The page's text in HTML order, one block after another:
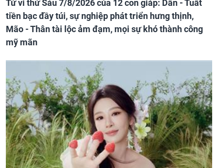
Tử vi thứ Sáu 7/8/2026 của 12 con giáp: Dần - Tuất
tiền bạc đầy túi, sự nghiệp phát triển hưng thịnh,
Mão - Thân tài lộc ảm đạm, mọi sự khó thành công
mỹ mãn